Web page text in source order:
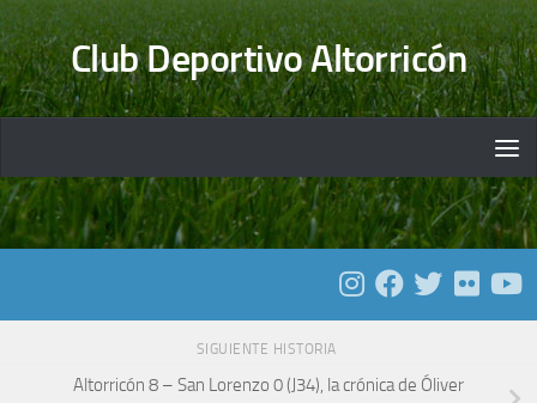
Saltar al contenido
Club Deportivo Altorricón
SIGUIENTE HISTORIA
Altorricón 8 – San Lorenzo 0 (J34), la crónica de Óliver